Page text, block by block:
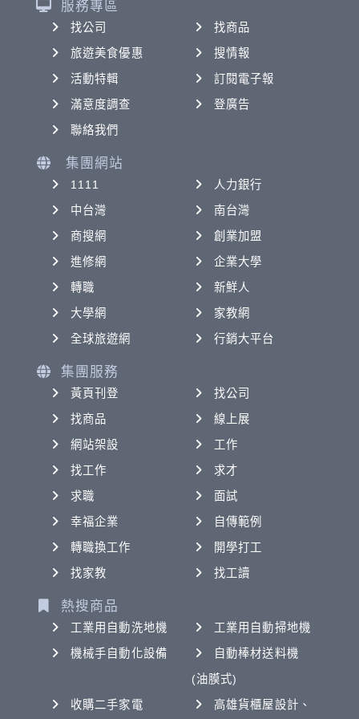
服務專區
找公司
找商品
旅遊美食優惠
搜情報
活動特輯
訂閱電子報
滿意度調查
登廣告
聯絡我們
集團網站
1111
人力銀行
中台灣
南台灣
商搜網
創業加盟
進修網
企業大學
轉職
新鮮人
大學網
家教網
全球旅遊網
行銷大平台
集團服務
黃頁刊登
找公司
找商品
線上展
網站架設
工作
找工作
求才
求職
面試
幸福企業
自傳範例
轉職換工作
開學打工
找家教
找工讀
熱搜商品
工業用自動洗地機
工業用自動掃地機
機械手自動化設備
自動棒材送料機
(油膜式)
收購二手家電
高雄貨櫃屋設計、